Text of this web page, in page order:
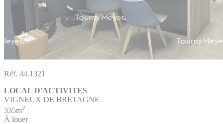
Réf. 44.1321
LOCAL D'ACTIVITES
VIGNEUX DE BRETAGNE
335m2
À louer